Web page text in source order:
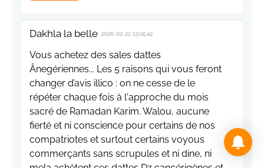
Dakhla la belle 2026-02-22 13:05:42
Vous achetez des sales dattes
Ânegériennes... Les 5 raisons qui vous feront
changer d’avis illico : on ne cesse de le
répéter chaque fois à l'approche du mois
sacré de Ramadan Karim. Walou, aucune
fierté et ni conscience pour certains de nos
compatriotes et surtout certains voyous
commerçants sans scrupules et ni dine, ni